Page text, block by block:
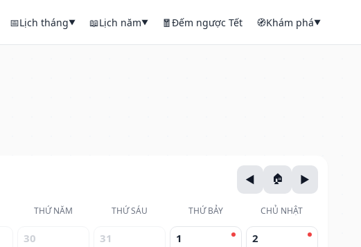
📅Lịch tháng▼ 📖Lịch năm▼ 🧧Đếm ngược Tết 🧭Khám phá▼
THỨ NĂM THỨ SÁU THỨ BẢY CHỦ NHẬT
30 31 1 2